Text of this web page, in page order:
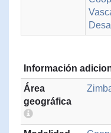
Información
Área
geográfica